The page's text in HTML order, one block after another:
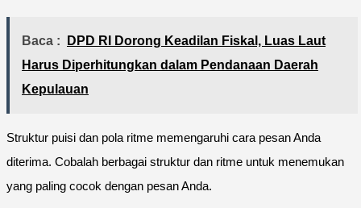
Baca :
DPD RI Dorong Keadilan Fiskal, Luas Laut
Harus Diperhitungkan dalam Pendanaan Daerah
Kepulauan
Struktur puisi dan pola ritme memengaruhi cara pesan Anda
diterima. Cobalah berbagai struktur dan ritme untuk menemukan
yang paling cocok dengan pesan Anda.